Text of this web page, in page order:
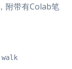
附带有Colab笔